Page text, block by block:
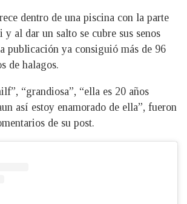
dentro de una piscina con la parte
al dar un salto se cubre sus senos
publicación ya consiguió más de 96
de halagos.
“grandiosa”, “ella es 20 años
así estoy enamorado de ella”, fueron
de su post.